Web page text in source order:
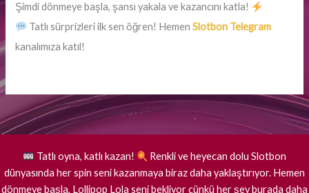
Şimdi dönmeye başla, şansı yakala ve kazancını katla!
Tatlı sürprizleri ilk sen öğren! HemenSlotbon Telegram
kanalımıza katıl!
Tatlı oyna, katlı kazan!
Renkli ve heyecan dolu Slotbon
dünyasında her spin seni kazanmaya biraz daha yaklaştırıyor. Hemen
dönmeye başla, Lollipop Lola seni bekliyor çünkü her şey burada daha